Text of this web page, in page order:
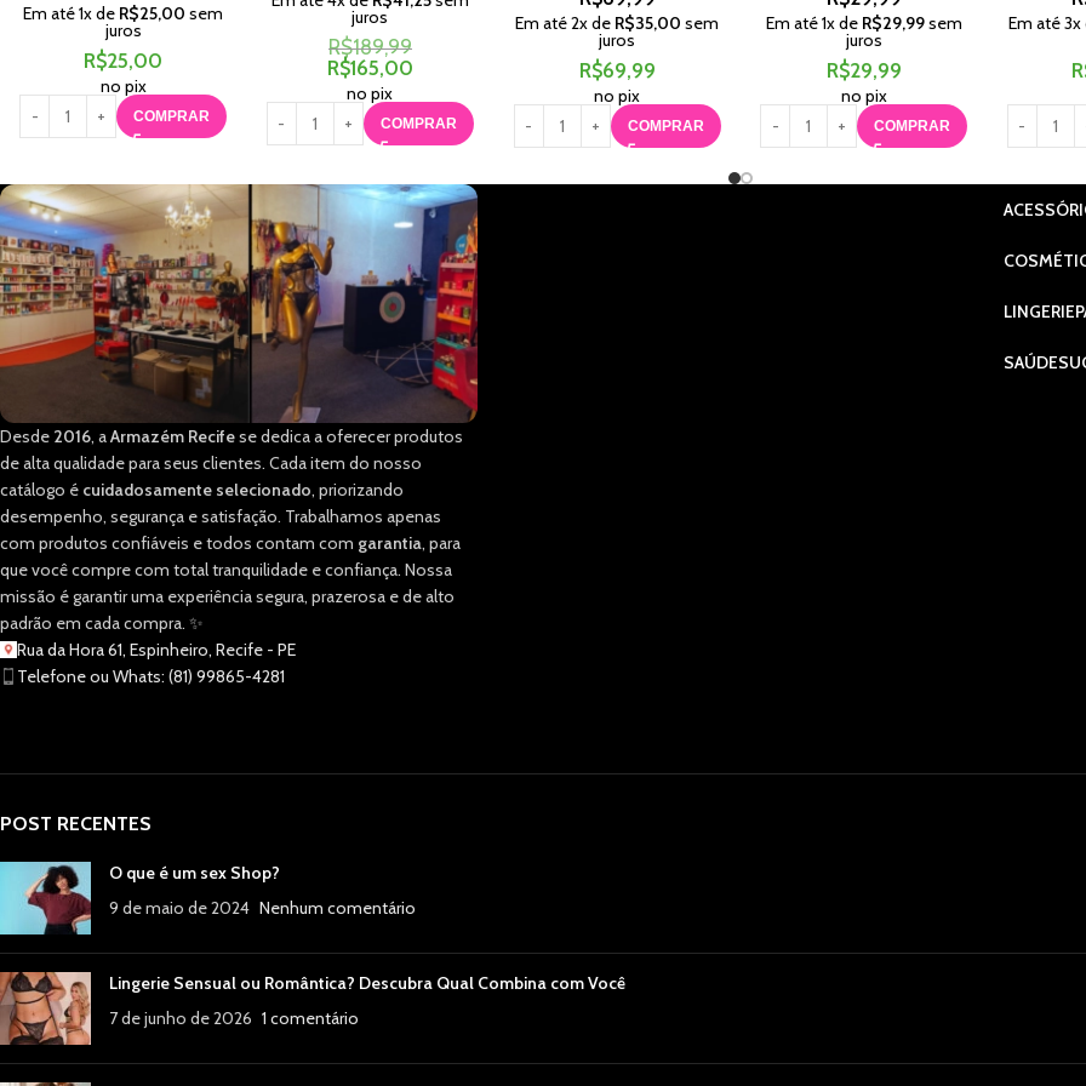
Em até1x de R$25,00 sem
juros
R$25,00
no pix
COMPRAR
juros
R$189,99
R$165,00
no pix
COMPRAR
Em até2x de R$35,00 sem
juros
R$69,99
no pix
COMPRAR
Em até1x de R$29,99sem
juros
R$29,99
no pix
COMPRAR
Em até3x
Desde 2016, aArmazém Recifese dedica a oferecer produtos
de alta qualidade para seus clientes. Cada item do nosso
catálogo é cuidadosamente selecionado, priorizando
desempenho, segurança e satisfação. Trabalhamos apenas
com produtos confiáveis e todos contam com garantia, para
que você compre com total tranquilidade e confiança. Nossa
missão é garantir uma experiência segura, prazerosa e de alto
padrão em cada compra. ✨
Rua da Hora 61, Espinheiro, Recife - PE
Telefone ou Whats: (81) 99865-4281
LINGERIE
SAÚDE
POST RECENTES
O que é um sex Shop?
9 de maio de 2024 Nenhum comentário
Lingerie Sensual ou Romântica? Descubra Qual Combina com Você
7 de junho de 2026 1 comentário